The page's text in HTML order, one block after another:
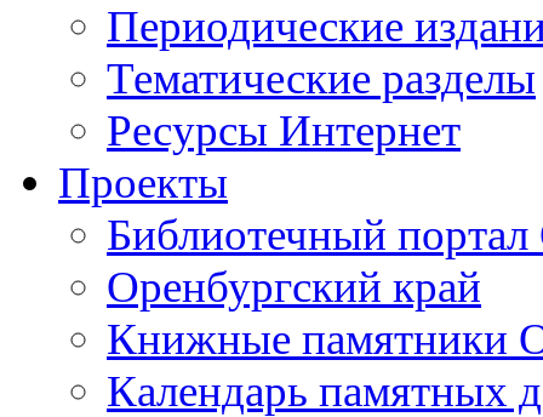
Периодические
Тематические разделы
Ресурсы Интернет
Проекты
Библиотечный портал
Оренбургский край
Книжные памятники
Календарь памятных